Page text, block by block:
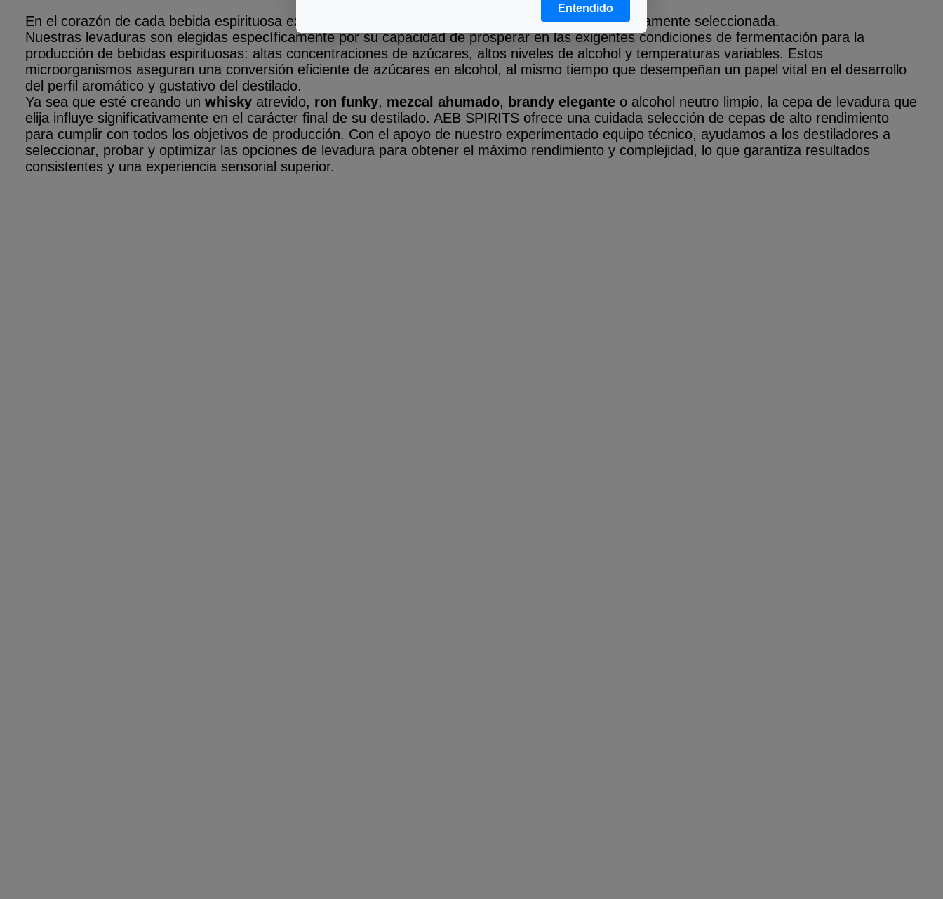
Entendido
En el corazón de cada bebida espirituosa excepcional se encuentra una cepa de levadura cuidadosamente seleccionada.
Nuestras levaduras son elegidas específicamente por su capacidad de prosperar en las exigentes condiciones de fermentación para la
producción de bebidas espirituosas: altas concentraciones de azúcares, altos niveles de alcohol y temperaturas variables. Estos
microorganismos aseguran una conversión eficiente de azúcares en alcohol, al mismo tiempo que desempeñan un papel vital en el desarrollo
del perfil aromático y gustativo del destilado.
Ya sea que esté creando un whisky atrevido, ron funky, mezcal ahumado, brandy elegante o alcohol neutro limpio, la cepa de levadura que
elija influye significativamente en el carácter final de su destilado. AEB SPIRITS ofrece una cuidada selección de cepas de alto rendimiento
para cumplir con todos los objetivos de producción. Con el apoyo de nuestro experimentado equipo técnico, ayudamos a los destiladores a
seleccionar, probar y optimizar las opciones de levadura para obtener el máximo rendimiento y complejidad, lo que garantiza resultados
consistentes y una experiencia sensorial superior.